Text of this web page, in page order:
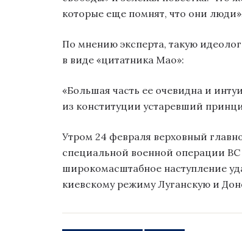
которые еще помнят, что они
По мнению эксперта, такую
в виде «цитатника Мао»:
«Большая часть ее очевидна и
из конституции устаревший
Утром 24 февраля верховный
специальной военной операции
широкомасштабное наступление
киевскому режиму Луганскую и